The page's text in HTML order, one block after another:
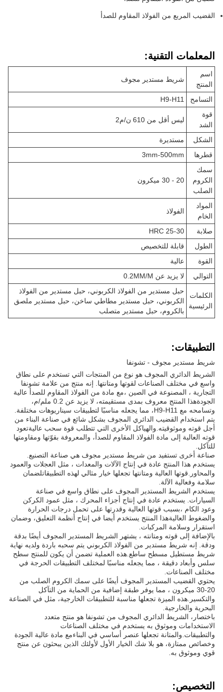
القضيب المربع من الفولاذ المقاوم للصدأ
المعلمات التقنية:
اسم
المنتج
شريط مستدير مجوف
التسامح
H9-H11
قوة
الشد
ليس أقل من 610 ن/م2
الشكل
مستديرة
قطرها
3mm-500mm
سمك
الكروم
الصلب
20 - 30 ميكرون
المواد
الخام
الفولاذ
صلابة
HRC 25-30
الطول
قابلة للتخصيص
القوة
عالية
التوالي
لا يزيد عن 0.2MM/M
الكلمات
الرئيسية
حبل مستدير من الفولاذ الكربوني، حبل مستدير من الفولاذ
الكربوني، حبل مستدير مطاطي ساخن، حبل مستدير ملصق
بالكروم، حبل مستدير متصلب
التطبيقات:
شريط مستدير مجوف - تشونفا
الشريط الدائري المجوف هو نوع من المنتجات التي تستخدم على نطاق
واسع في مختلف الصناعات لقوتها ومتانتها. إنه منتج من علامة تشونفا
التجارية ، المصنوعة في الصين ،مع مادة من الفولاذ المقاوم للصدأ عالية
الجودةهذا المنتج معروف بمدى مستقيمته، لا يزيد عن 0.2 ملم/م،
وتسامحه مع H9-H11، مما يجعله مناسبًا لتطبيقات سيناريوهات مختلفة.
يتم استخدام القضيب الدائري المجوف بشكل شائع في صناعة البناء من
أجل قوته وموثوقيته.والهياكل الأخرى التي تتطلب قوة سحب عاليةتعود
قوته العالية إلى مادة الفولاذ المقاوم للصدأ، والمعروفة بقوّتها ومقاومتها
للتآكل.
صناعة أخرى تستفيد من شريط مستدير مجوف هي صناعة التصنيع.
يستخدم هذا المنتج عادة في إنتاج الآلات والمعدات ، مثل العجلات والعمود
والمحاور.قوتها العالية ومتانتها تجعلها خيار مثالي لهذه التطبيقاتلضمان
سلامة وفعالية الآلة.
يستخدم الشريط المستدير المجوف على نطاق واسع في صناعة
السيارات. يستخدم عادة في إنتاج أجزاء المحرك ، مثل عمود الكركن
وعود الكام ،بسبب قوتها العالية وقدرتها على تحمل درجات الحرارة
والضغوط العاليةهذا المنتج يستخدم أيضا في إنتاج أنظمة التعليق، وضمان
استقرار وسلامة المركبات.
بالإضافة إلى قوته ومتانته ، يشتهر الشريط المستدير المجوف أيضًا بدقة
ودقة. إنه شريط مستدير من الفولاذ الكربوني يتم سحبه باردة ولديه نهاية
شريط مستطيل مسطح ساطع.هذه العملية تضمن أن يكون للمنتج سطح
سلس وأبعاد دقيقة ، مما يجعله مناسبًا لمختلف التطبيقات الحرجة في
مختلف الصناعات.
يحتوي القضيب المستدير المجوف أيضًا على سمك الكروم الصلب من
20-30 ميكرون ، مما يوفر طبقة إضافية من الحماية من التآكل
والتكسير.هذه الميزة تجعلها مناسبة للتطبيقات الخارجية، مثل في الصناعة
البحرية والخارجية.
باختصار، الشريط الدائري المجوف من تشونفا هو منتج متعدد
الاستخدامات وموثوق به يستخدم في مختلف الصناعات
والتطبيقات.والمتانة تجعلها عنصر أساسي في البناءمع مادة عالية الجودة
وخصائص ممتازة، هو بلا شك الخيار الأول لأولئك الذين يبحثون عن منتج
قوي وموثوق به.
التخصيص: